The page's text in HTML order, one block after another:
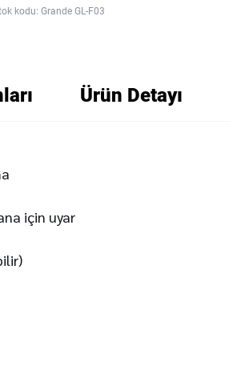
kodu: Grande GL-F03
Ürün Detayı
için uyar